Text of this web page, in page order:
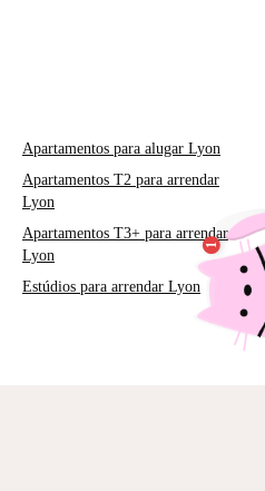
Apartamentos para alugar Lyon
Apartamentos T2 para arrendar
Lyon
Apartamentos T3+ para arrendar
Lyon
Estúdios para arrendar Lyon